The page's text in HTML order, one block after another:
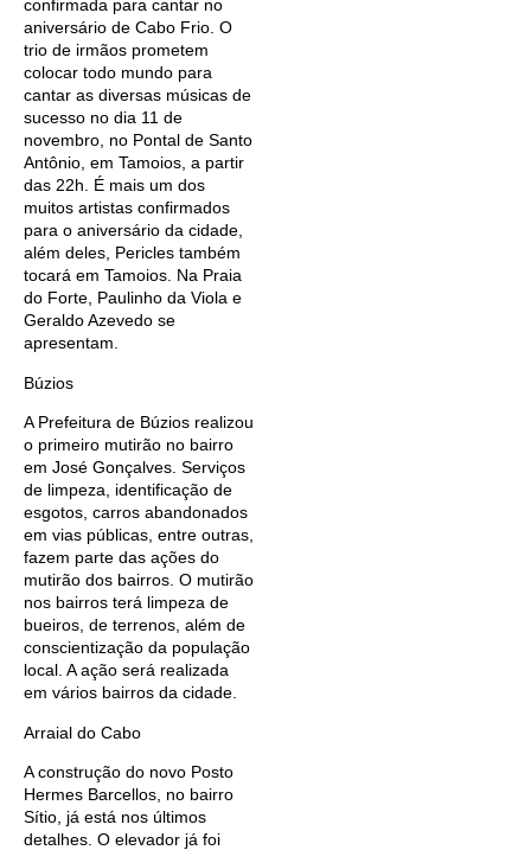
confirmada para cantar no
aniversário de Cabo Frio. O
trio de irmãos prometem
colocar todo mundo para
cantar as diversas músicas de
sucesso no dia 11 de
novembro, no Pontal de Santo
Antônio, em Tamoios, a partir
das 22h. É mais um dos
muitos artistas confirmados
para o aniversário da cidade,
além deles, Pericles também
tocará em Tamoios. Na Praia
do Forte, Paulinho da Viola e
Geraldo Azevedo se
apresentam.
Búzios
A Prefeitura de Búzios realizou
o primeiro mutirão no bairro
em José Gonçalves. Serviços
de limpeza, identificação de
esgotos, carros abandonados
em vias públicas, entre outras,
fazem parte das ações do
mutirão dos bairros. O mutirão
nos bairros terá limpeza de
bueiros, de terrenos, além de
conscientização da população
local. A ação será realizada
em vários bairros da cidade.
Arraial do Cabo
A construção do novo Posto
Hermes Barcellos, no bairro
Sítio, já está nos últimos
detalhes. O elevador já foi